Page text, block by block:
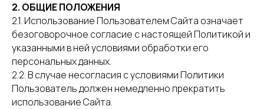
2. ОБЩИЕ ПОЛОЖЕНИЯ
2.1. Использование Пользователем Сайта означает
безоговорочное согласие с настоящей Политикой и
указанными в ней условиями обработки его
персональных данных.
2.2. В случае несогласия с условиями Политики
Пользователь должен немедленно прекратить
использование Сайта.